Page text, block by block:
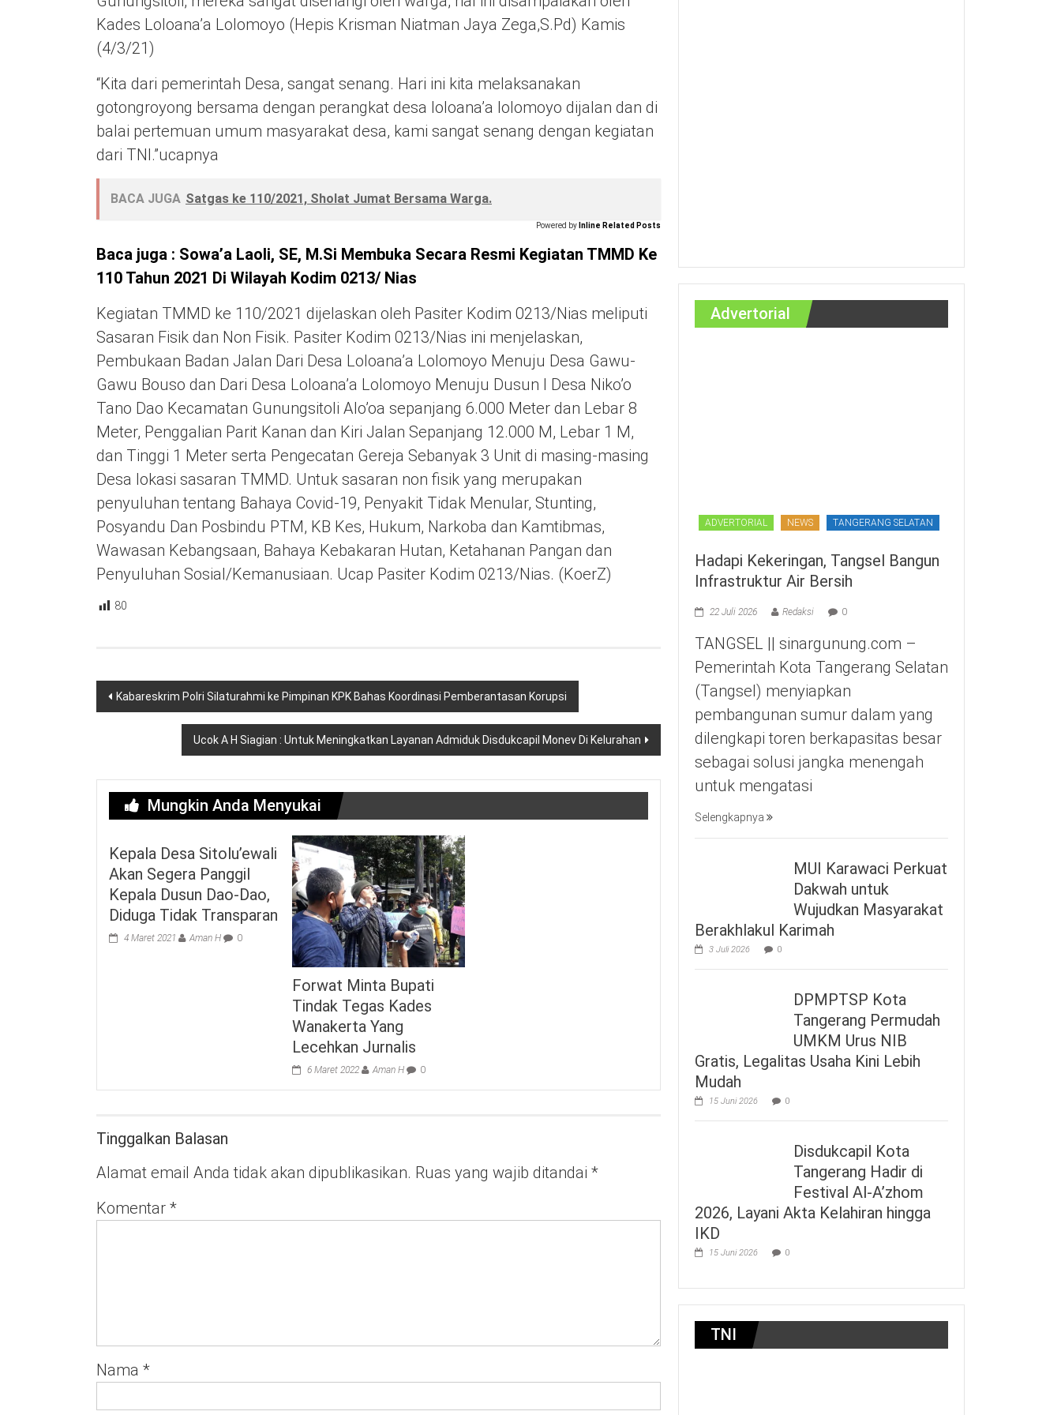
Kades Loloana’a Lolomoyo (Hepis Krisman Niatman Jaya Zega,S.Pd) Kamis
(4/3/21)
“Kita dari pemerintah Desa, sangat senang. Hari ini kita melaksanakan
gotongroyong bersama dengan perangkat desa loloana’a lolomoyo dijalan dan di
balai pertemuan umum masyarakat desa, kami sangat senang dengan kegiatan
dari TNI.”ucapnya
BACA JUGA Satgas ke 110/2021, Sholat Jumat Bersama Warga.
Powered by Inline Related Posts
Baca juga : Sowa’a Laoli, SE, M.Si Membuka Secara Resmi Kegiatan TMMD Ke
110 Tahun 2021 Di Wilayah Kodim 0213/ Nias
Kegiatan TMMD ke 110/2021 dijelaskan oleh Pasiter Kodim 0213/Nias meliputi
Sasaran Fisik dan Non Fisik. Pasiter Kodim 0213/Nias ini menjelaskan,
Pembukaan Badan Jalan Dari Desa Loloana’a Lolomoyo Menuju Desa Gawu-
Gawu Bouso dan Dari Desa Loloana’a Lolomoyo Menuju Dusun I Desa Niko’o
Tano Dao Kecamatan Gunungsitoli Alo’oa sepanjang 6.000 Meter dan Lebar 8
Meter, Penggalian Parit Kanan dan Kiri Jalan Sepanjang 12.000 M, Lebar 1 M,
dan Tinggi 1 Meter serta Pengecatan Gereja Sebanyak 3 Unit di masing-masing
Desa lokasi sasaran TMMD. Untuk sasaran non fisik yang merupakan
penyuluhan tentang Bahaya Covid-19, Penyakit Tidak Menular, Stunting,
Posyandu Dan Posbindu PTM, KB Kes, Hukum, Narkoba dan Kamtibmas,
Wawasan Kebangsaan, Bahaya Kebakaran Hutan, Ketahanan Pangan dan
Penyuluhan Sosial/Kemanusiaan. Ucap Pasiter Kodim 0213/Nias. (KoerZ)
80
Navigasi
pos
Kabareskrim Polri Silaturahmi ke Pimpinan KPK Bahas Koordinasi Pemberantasan Korupsi
Ucok A H Siagian : Untuk Meningkatkan Layanan Admiduk Disdukcapil Monev Di Kelurahan
Mungkin Anda Menyukai
Kepala Desa Sitolu’ewali
Akan Segera Panggil
Kepala Dusun Dao-Dao,
Diduga Tidak Transparan
4 Maret 2021 Aman H 0
Forwat Minta Bupati
Tindak Tegas Kades
Wanakerta Yang
Lecehkan Jurnalis
6 Maret 2022 Aman H 0
Tinggalkan Balasan
Alamat email Anda tidak akan dipublikasikan. Ruas yang wajib ditandai *
Komentar *
Nama *
Advertorial
ADVERTORIAL NEWS TANGERANG SELATAN
Hadapi Kekeringan, Tangsel Bangun
Infrastruktur Air Bersih
22 Juli 2026 Redaksi 0
TANGSEL || sinargunung.com –
Pemerintah Kota Tangerang Selatan
(Tangsel) menyiapkan
pembangunan sumur dalam yang
dilengkapi toren berkapasitas besar
sebagai solusi jangka menengah
untuk mengatasi
Selengkapnya
MUI Karawaci Perkuat
Dakwah untuk
Wujudkan Masyarakat
Berakhlakul Karimah
3 Juli 2026 0
DPMPTSP Kota
Tangerang Permudah
UMKM Urus NIB
Gratis, Legalitas Usaha Kini Lebih
Mudah
15 Juni 2026 0
Disdukcapil Kota
Tangerang Hadir di
Festival Al-A’zhom
2026, Layani Akta Kelahiran hingga
IKD
15 Juni 2026 0
TNI